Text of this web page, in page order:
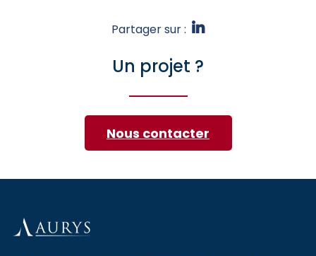
Partager sur :
Un projet ?
Nous contacter